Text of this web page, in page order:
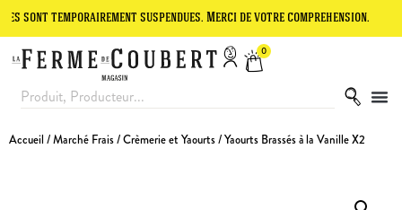
suspendues. Merci de votre compréhension. Le site
0
Accueil /Marché Frais/Crèmerie et Yaourts/ Yaourts Brassés à la Vanille X2